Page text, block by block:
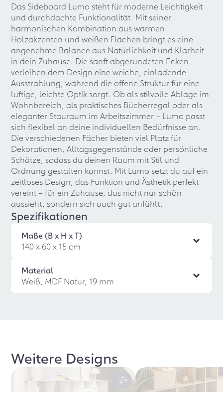
Das Sideboard Lumo steht für moderne Leichtigkeit
und durchdachte Funktionalität. Mit seiner
harmonischen Kombination aus warmen
Holzakzenten und weißen Flächen bringt es eine
angenehme Balance aus Natürlichkeit und Klarheit
in dein Zuhause. Die sanft abgerundeten Ecken
verleihen dem Design eine weiche, einladende
Ausstrahlung, während die offene Struktur für eine
luftige, leichte Optik sorgt. Ob als stilvolle Ablage im
Wohnbereich, als praktisches Bücherregal oder als
eleganter Stauraum im Arbeitszimmer – Lumo passt
sich flexibel an deine individuellen Bedürfnisse an.
Die verschiedenen Fächer bieten viel Platz für
Dekorationen, Alltagsgegenstände oder persönliche
Schätze, sodass du deinen Raum mit Stil und
Ordnung gestalten kannst. Mit Lumo setzt du auf ein
zeitloses Design, das Funktion und Ästhetik perfekt
vereint – für ein Zuhause, das nicht nur schön
aussieht, sondern sich auch gut anfühlt.
Spezifikationen
Maße (B x H x T)
140 x 60 x 15 cm
Material
Weiß, MDF Natur, 19 mm
Weitere Designs